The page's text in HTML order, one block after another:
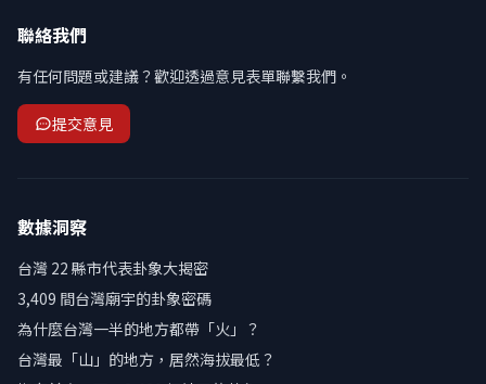
聯絡我們
有任何問題或建議？歡迎透過意見表單聯繫我們。
提交意見
數據洞察
台灣 22 縣市代表卦象大揭密
3,409 間台灣廟宇的卦象密碼
為什麼台灣一半的地方都帶「火」？
台灣最「山」的地方，居然海拔最低？